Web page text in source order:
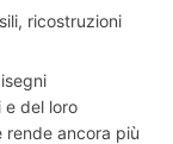
ricostruzioni
del loro
ancora più